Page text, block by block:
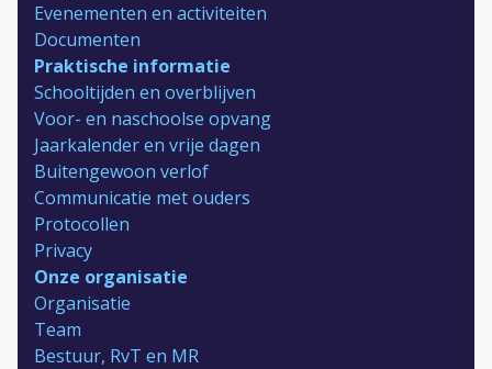
Evenementen en activiteiten
Documenten
Praktische informatie
Schooltijden en overblijven
Voor- en naschoolse opvang
Jaarkalender en vrije dagen
Buitengewoon verlof
Communicatie met ouders
Protocollen
Privacy
Onze organisatie
Organisatie
Team
Bestuur, RvT en MR